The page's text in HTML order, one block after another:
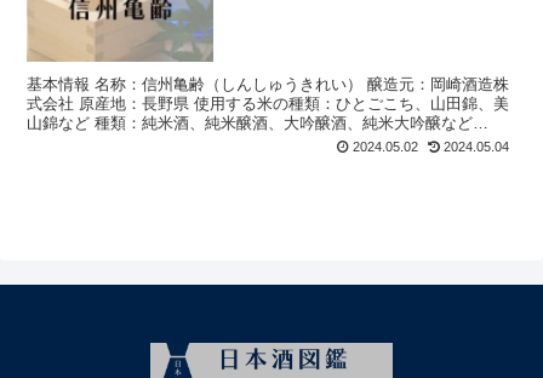
基本情報 名称：信州亀齢（しんしゅうきれい） 醸造元：岡崎酒造株
式会社 原産地：長野県 使用する米の種類：ひとごこち、山田錦、美
山錦など 種類：純米酒、純米醸酒、大吟醸酒、純米大吟醸など
URL： こだわり 「信州亀齢（きれい）は、信州の米...
2024.05.02 2024.05.04